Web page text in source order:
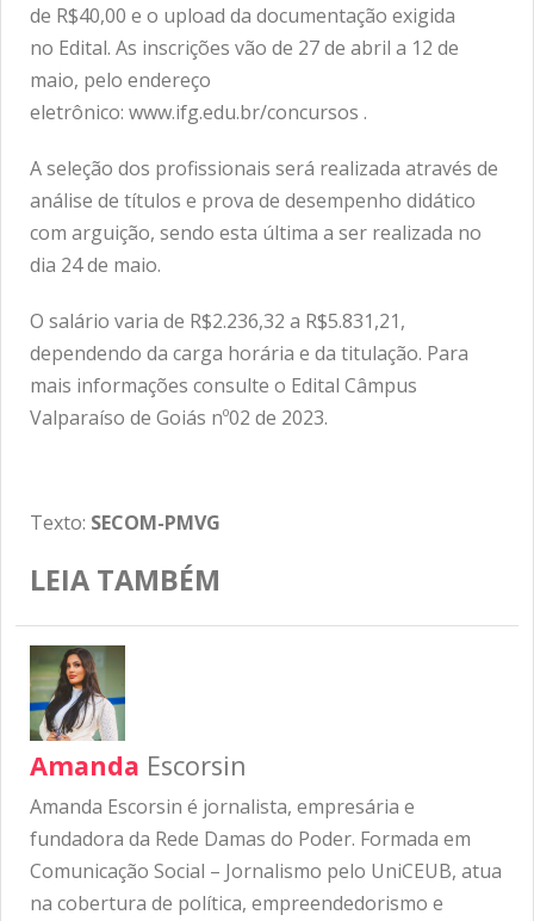
de R$40,00 e o upload da documentação exigida
no Edital. As inscrições vão de 27 de abril a 12 de
maio, pelo endereço
eletrônico: www.ifg.edu.br/concursos .
A seleção dos profissionais será realizada através de
análise de títulos e prova de desempenho didático
com arguição, sendo esta última a ser realizada no
dia 24 de maio.
O salário varia de R$2.236,32 a R$5.831,21,
dependendo da carga horária e da titulação. Para
mais informações consulte o Edital Câmpus
Valparaíso de Goiás nº02 de 2023.
Texto: SECOM-PMVG
LEIA TAMBÉM
Amanda Escorsin
Amanda Escorsin é jornalista, empresária e
fundadora da Rede Damas do Poder. Formada em
Comunicação Social – Jornalismo pelo UniCEUB, atua
na cobertura de política, empreendedorismo e